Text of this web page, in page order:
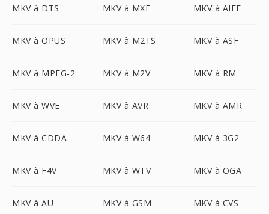
MKV à DTS MKV à MXF MKV à AIFF
MKV à OPUS MKV à M2TS MKV à ASF
MKV à MPEG-2 MKV à M2V MKV à RM
MKV à WVE MKV à AVR MKV à AMR
MKV à CDDA MKV à W64 MKV à 3G2
MKV à F4V MKV à WTV MKV à OGA
MKV à AU MKV à GSM MKV à CVS